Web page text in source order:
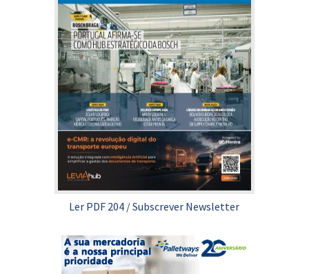
Ler PDF 204 /Subscrever Newsletter